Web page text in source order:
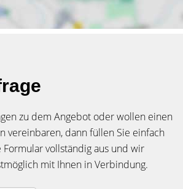
zu dem Angebot oder wollen einen
vereinbaren, dann füllen Sie einfach
vollständig aus und wir
mit Ihnen in Verbindung.